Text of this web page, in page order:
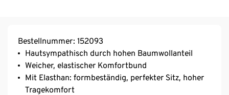
Bestellnummer: 152093
Hautsympathisch durch hohen Baumwollanteil
Weicher, elastischer Komfortbund
Mit Elasthan: formbeständig, perfekter Sitz, hoher
Tragekomfort